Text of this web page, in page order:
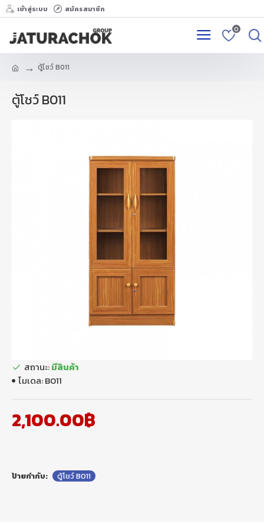
เข้าสู่ระบบ สมัครสมาชิก
0
ตู้โชว์ B011
ตู้โชว์ B011
2,100.00฿
สถานะ:มีสินค้า
โมเดล:B011
ป้ายกำกับ: ตู้โชว์ B011